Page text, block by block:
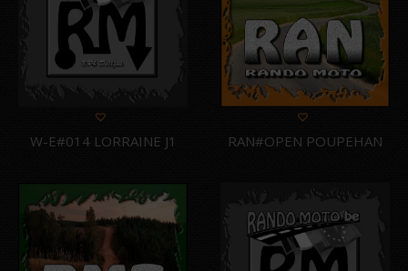
W-E#014 LORRAINE J1 RAN#OPEN POUPEHAN